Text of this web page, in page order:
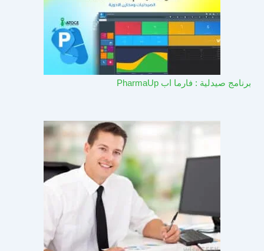
برنامج صيدلية : فارما اب PharmaUp​